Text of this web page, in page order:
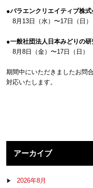
●バラエンクリエイティブ株式
8月13日（水）〜17日（日）
●一般社団法人日本みどりの研
8月8日（金）〜17日（日）
期間中にいただきましたお問
対応いたします。
アーカイブ
2026年8月